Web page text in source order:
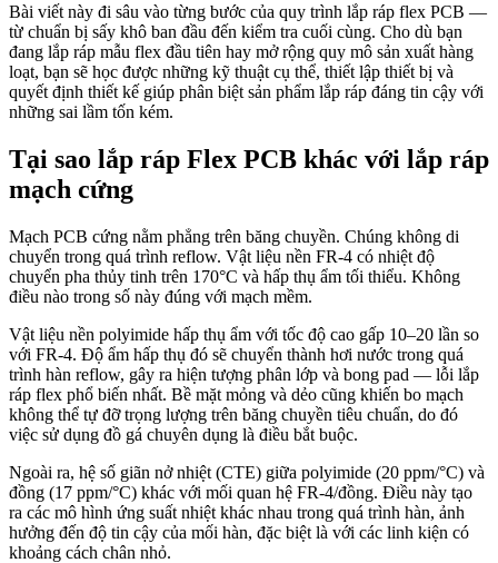
Bài viết này đi sâu vào từng bước của quy trình lắp ráp flex PCB —
từ chuẩn bị sấy khô ban đầu đến kiểm tra cuối cùng. Cho dù bạn
đang lắp ráp mẫu flex đầu tiên hay mở rộng quy mô sản xuất hàng
loạt, bạn sẽ học được những kỹ thuật cụ thể, thiết lập thiết bị và
quyết định thiết kế giúp phân biệt sản phẩm lắp ráp đáng tin cậy với
những sai lầm tốn kém.
Tại sao lắp ráp Flex PCB khác với lắp ráp
mạch cứng
Mạch PCB cứng nằm phẳng trên băng chuyền. Chúng không di
chuyển trong quá trình reflow. Vật liệu nền FR-4 có nhiệt độ
chuyển pha thủy tinh trên 170°C và hấp thụ ẩm tối thiểu. Không
điều nào trong số này đúng với mạch mềm.
Vật liệu nền polyimide hấp thụ ẩm với tốc độ cao gấp 10–20 lần so
với FR-4. Độ ẩm hấp thụ đó sẽ chuyển thành hơi nước trong quá
trình hàn reflow, gây ra hiện tượng phân lớp và bong pad — lỗi lắp
ráp flex phổ biến nhất. Bề mặt mỏng và dẻo cũng khiến bo mạch
không thể tự đỡ trọng lượng trên băng chuyền tiêu chuẩn, do đó
việc sử dụng đồ gá chuyên dụng là điều bắt buộc.
Ngoài ra, hệ số giãn nở nhiệt (CTE) giữa polyimide (20 ppm/°C) và
đồng (17 ppm/°C) khác với mối quan hệ FR-4/đồng. Điều này tạo
ra các mô hình ứng suất nhiệt khác nhau trong quá trình hàn, ảnh
hưởng đến độ tin cậy của mối hàn, đặc biệt là với các linh kiện có
khoảng cách chân nhỏ.